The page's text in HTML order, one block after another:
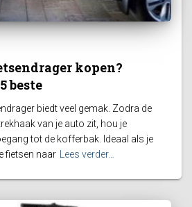
kopen?
beste
biedt veel gemak. Zodra de
van je auto zit, hou je
tot de kofferbak. Ideaal als je
fietsen naar Lees verder…